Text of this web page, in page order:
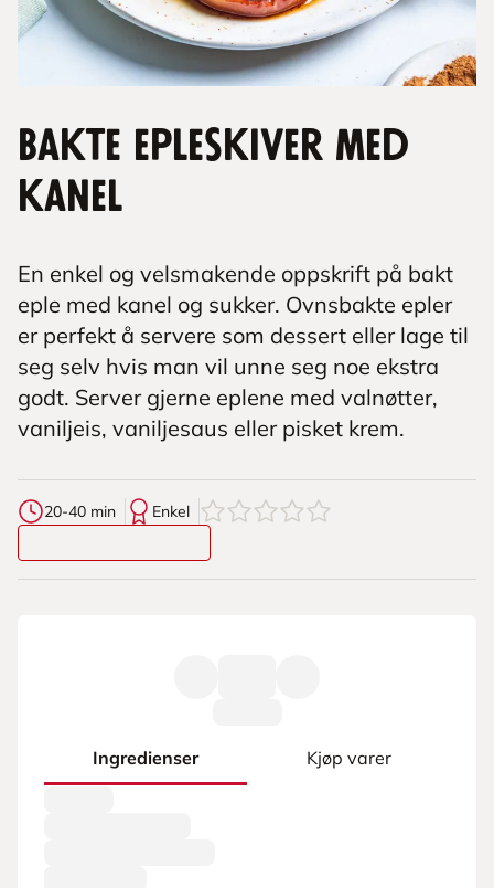
Bakte epleskiver med
kanel
En enkel og velsmakende oppskrift på bakt
eple med kanel og sukker. Ovnsbakte epler
er perfekt å servere som dessert eller lage til
seg selv hvis man vil unne seg noe ekstra
godt. Server gjerne eplene med valnøtter,
vaniljeis, vaniljesaus eller pisket krem.
20-40 min Enkel 0av5stjerner
Ingredienser Kjøp varer